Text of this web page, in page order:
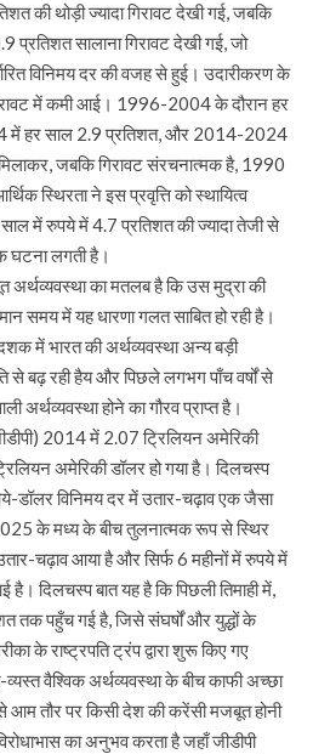
की थोड़ी ज्यादा गिरावट देखी गई, जबकि
सालाना गिरावट देखी गई, जो
विनिमय दर की वजह से हुई। उदारीकरण के
में कमी आई। 1996-2004 के दौरान हर
में हर साल 2.9 प्रतिशत, और 2014-2024
जबकि गिरावट संरचनात्मक है, 1990
स्थिरता ने इस प्रवृत्ति को स्थायित्व
में रुपये में 4.7 प्रतिशत की ज्यादा तेजी से
घटना लगती है।
का मतलब है कि उस मुद्रा की
समय में यह धारणा गलत साबित हो रही है।
में भारत की अर्थव्यवस्था अन्य बड़ी
से बढ़ रही हैय और पिछले लगभग पाँच वर्षों से
अर्थव्यवस्था होने का गौरव प्राप्त है।
2014 में 2.07 ट्रिलियन अमेरिकी
अमेरिकी डॉलर हो गया है। दिलचस्प
डॉलर विनिमय दर में उतार-चढ़ाव एक जैसा
के मध्य के बीच तुलनात्मक रूप से स्थिर
चढ़ाव आया है और सिर्फ 6 महीनों में रुपये में
है। दिलचस्प बात यह है कि पिछली तिमाही में,
तक पहुँच गई है, जिसे संघर्षों और युद्धों के
के राष्ट्रपति ट्रंप द्वारा शुरू किए गए
वैश्विक अर्थव्यवस्था के बीच काफी अच्छा
आम तौर पर किसी देश की करेंसी मजबूत होनी
का अनुभव करता है जहाँ जीडीपी